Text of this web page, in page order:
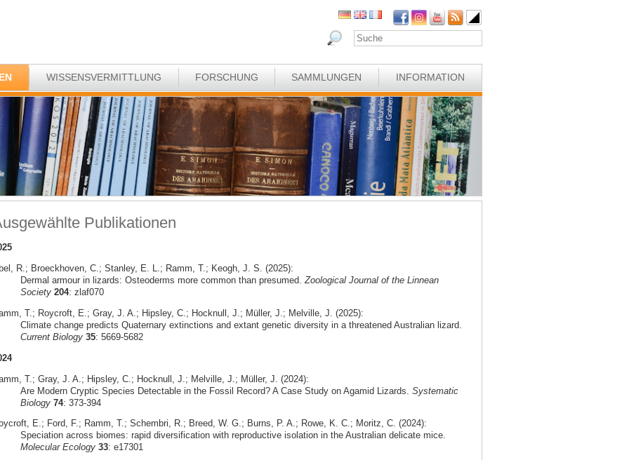
WISSENSVERMITTLUNG FORSCHUNG SAMMLUNGEN INFORMATION
Publikationen
R.; Broeckhoven, C.; Stanley, E. L.; Ramm, T.; Keogh, J. S. (2025):
Dermal armour in lizards: Osteoderms more common than presumed.Zoological Journal of the Linnean
Society 204: zlaf070
T.; Roycroft, E.; Gray, J. A.; Hipsley, C.; Hocknull, J.; Müller, J.; Melville, J. (2025):
Climate change predicts Quaternary extinctions and extant genetic diversity in a threatened Australian lizard.
Current Biology 35: 5669-5682
T.; Gray, J. A.; Hipsley, C.; Hocknull, J.; Melville, J.; Müller, J. (2024):
Are Modern Cryptic Species Detectable in the Fossil Record? A Case Study on Agamid Lizards. Systematic
Biology 74: 373-394
E.; Ford, F.; Ramm, T.; Schembri, R.; Breed, W. G.; Burns, P. A.; Rowe, K. C.; Moritz, C. (2024):
Speciation across biomes: rapid diversification with reproductive isolation in the Australian delicate mice.
Molecular Ecology 33: e17301